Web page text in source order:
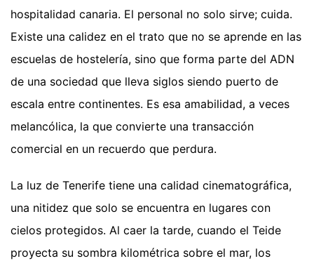
hospitalidad canaria. El personal no solo sirve; cuida.
Existe una calidez en el trato que no se aprende en las
escuelas de hostelería, sino que forma parte del ADN
de una sociedad que lleva siglos siendo puerto de
escala entre continentes. Es esa amabilidad, a veces
melancólica, la que convierte una transacción
comercial en un recuerdo que perdura.
La luz de Tenerife tiene una calidad cinematográfica,
una nitidez que solo se encuentra en lugares con
cielos protegidos. Al caer la tarde, cuando el Teide
proyecta su sombra kilométrica sobre el mar, los